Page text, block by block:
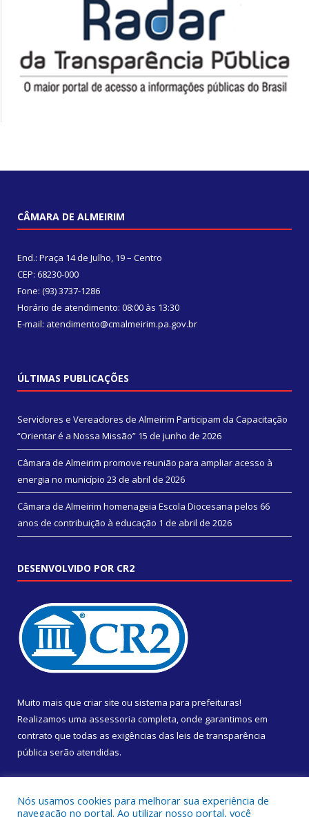
CÂMARA DE ALMEIRIM
End.: Praça 14 de Julho, 19 – Centro
CEP: 68230-000
Fone: (93) 3737-1286
Horário de atendimento: 08:00 às 13:30
E-mail: atendimento@cmalmeirim.pa.gov.br
ÚLTIMAS PUBLICAÇÕES
Servidores e Vereadores de Almeirim Participam da Capacitação
“Orientar é a Nossa Missão” 15 de junho de 2026
Câmara de Almeirim promove reunião para ampliar acesso à
energia no município 23 de abril de 2026
Câmara de Almeirim homenageia Escola Diocesana pelos 66
anos de contribuição à educação 1 de abril de 2026
DESENVOLVIDO POR CR2
Muito mais que criar site ou sistema para prefeituras!
Realizamos uma assessoria completa, onde garantimos em
contrato que todas as exigências das leis de transparência
pública serão atendidas.
Nós usamos cookies para melhorar sua experiência de
navegação no portal. Ao utilizar nosso portal, você